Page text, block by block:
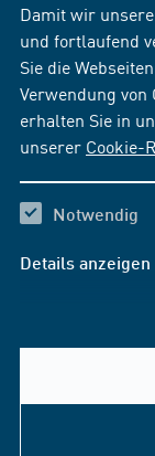
Damit wir
und fortlaufend
Sie die
Verwendung von
erhalten Sie in
unserer Cookie-
Notwendig
Details anzeigen